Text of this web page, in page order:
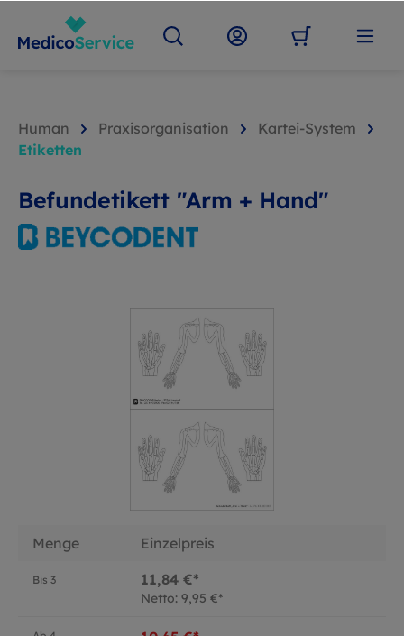
Human Praxisorganisation
Kartei-System
Etiketten
Befundetikett "Arm + Hand"
Menge Einzelpreis
Bis 3 11,84 €*
Netto: 9,95 €*